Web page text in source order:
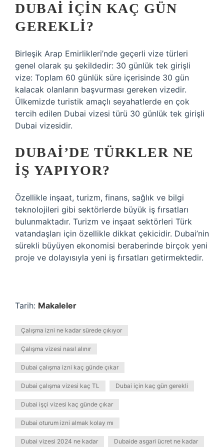
DUBAI IÇIN KAÇ GÜN
GEREKLI?
Birleşik Arap Emirlikleri’nde geçerli vize türleri
genel olarak şu şekildedir: 30 günlük tek girişli
vize: Toplam 60 günlük süre içerisinde 30 gün
kalacak olanların başvurması gereken vizedir.
Ülkemizde turistik amaçlı seyahatlerde en çok
tercih edilen Dubai vizesi türü 30 günlük tek girişli
Dubai vizesidir.
DUBAI’DE TÜRKLER NE
IŞ YAPIYOR?
Özellikle inşaat, turizm, finans, sağlık ve bilgi
teknolojileri gibi sektörlerde büyük iş fırsatları
bulunmaktadır. Turizm ve inşaat sektörleri Türk
vatandaşları için özellikle dikkat çekicidir. Dubai’nin
sürekli büyüyen ekonomisi beraberinde birçok yeni
proje ve dolayısıyla yeni iş fırsatları getirmektedir.
Tarih: Makaleler
Çalışma izni ne kadar sürede çıkıyor
Çalışma vizesi nasıl alınır
Dubai çalışma izni kaç günde çıkar
Dubai çalışma vizesi kaç TL Dubai için kaç gün gerekli
Dubai işçi vizesi kaç günde çıkar
Dubai oturum izni almak kolay mı
Dubai vizesi 2024 ne kadar Dubaide asgari ücret ne kadar